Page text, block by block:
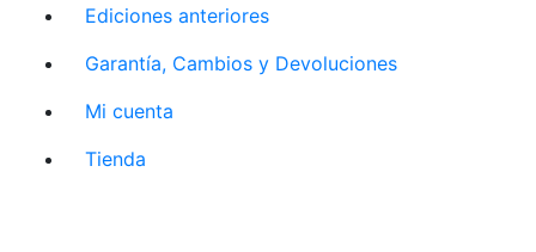
Ediciones anteriores
Garantía, Cambios y Devoluciones
Mi cuenta
Tienda